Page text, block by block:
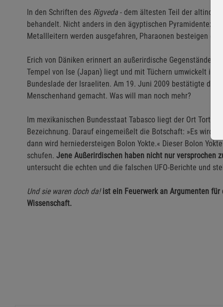
In den Schriften des Rigveda - dem ältesten Teil der
behandelt. Nicht anders in den ägyptischen
Metallleitern werden ausgefahren, Pharaonen besteigen
Erich von Däniken erinnert an außerirdische Gegenstände
Tempel von Ise (Japan) liegt und mit Tüchern umwickelt ist.
Bundeslade der Israeliten. Am 19. Juni 2009 bestätigte der
Menschenhand gemacht. Was will man noch mehr?
Im mexikanischen Bundesstaat Tabasco liegt der Ort
Bezeichnung. Darauf eingemeißelt die Botschaft: »Es wird
dann wird herniedersteigen Bolon Yokte.« Dieser Bolon
schufen. Jene Außerirdischen haben nicht nur versprochen
untersucht die echten und die falschen UFO-Berichte und
Und sie waren doch da!ist ein Feuerwerk an Argumenten
Wissenschaft.